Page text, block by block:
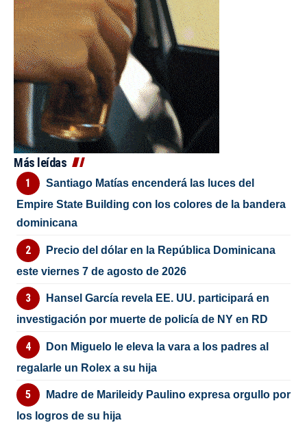
Más leídas
Santiago Matías encenderá las luces del
Empire State Building con los colores de la bandera
dominicana
Precio del dólar en la República Dominicana
este viernes 7 de agosto de 2026
Hansel García revela EE. UU. participará en
investigación por muerte de policía de NY en RD
Don Miguelo le eleva la vara a los padres al
regalarle un Rolex a su hija
Madre de Marileidy Paulino expresa orgullo por
los logros de su hija